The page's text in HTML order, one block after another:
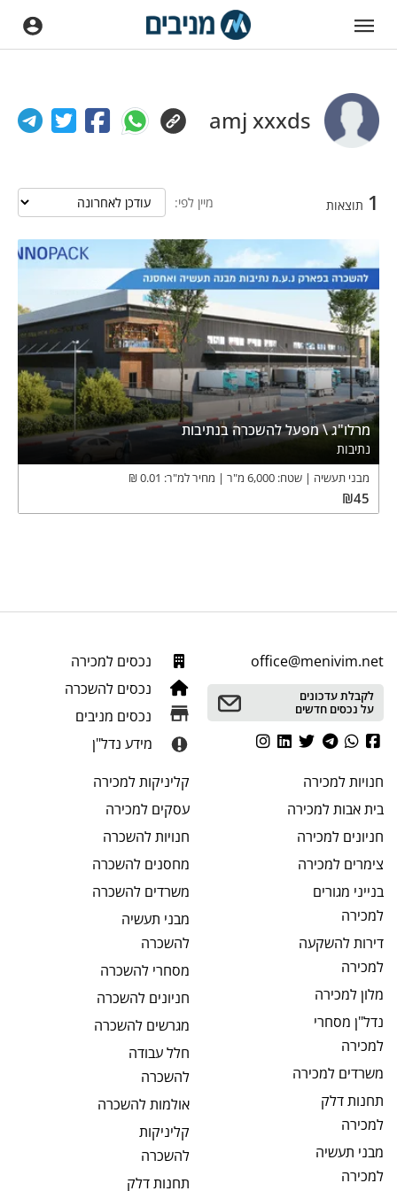
amj xxxds
1 תוצאות מיין לפי:
מרלו"ג \ מפעל להשכרה בנתיבות
נתיבות
מבני תעשיה שטח: 6,000 מ"ר מחיר למ"ר: 0.01
₪
₪45
office@menivim.net
לקבלת עדכונים
על נכסים חדשים
נכסים למכירה
נכסים להשכרה
נכסים מניבים
מידע נדל"ן
חנויותלמכירה
בית אבותלמכירה
חניונים למכירה
צימרים למכירה
בנייני מגורים
למכירה
דירות להשקעה
למכירה
מלון למכירה
נדל"ן מסחרי
למכירה
משרדים למכירה
תחנות דלק
למכירה
מבני תעשיה
למכירה
קליניקותלמכירה
עסקים למכירה
חנויותלהשכרה
מחסנים להשכרה
משרדים להשכרה
מבני תעשיה
להשכרה
מסחרי להשכרה
חניונים להשכרה
מגרשים להשכרה
חלל עבודה
להשכרה
אולמותלהשכרה
קליניקות
להשכרה
תחנות דלק